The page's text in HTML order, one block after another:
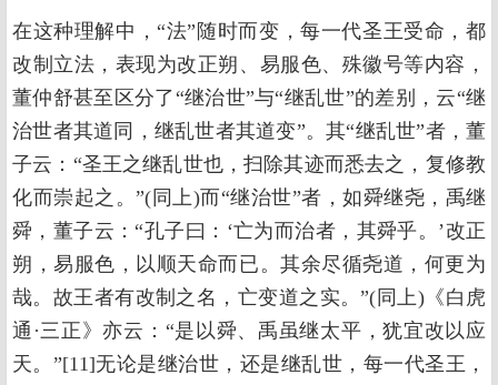
在这种理解中，“法”随时而变，每一代圣王受命，都
改制立法，表现为改正朔、易服色、殊徽号等内容，
董仲舒甚至区分了“继治世”与“继乱世”的差别，云“继
治世者其道同，继乱世者其道变”。其“继乱世”者，董
子云：“圣王之继乱世也，扫除其迹而悉去之，复修教
化而崇起之。”(同上)而“继治世”者，如舜继尧，禹继
舜，董子云：“孔子曰：‘亡为而治者，其舜乎。’改正
朔，易服色，以顺天命而已。其余尽循尧道，何更为
哉。故王者有改制之名，亡变道之实。”(同上)《白虎
通·三正》亦云：“是以舜、禹虽继太平，犹宜改以应
天。”[11]无论是继治世，还是继乱世，每一代圣王，